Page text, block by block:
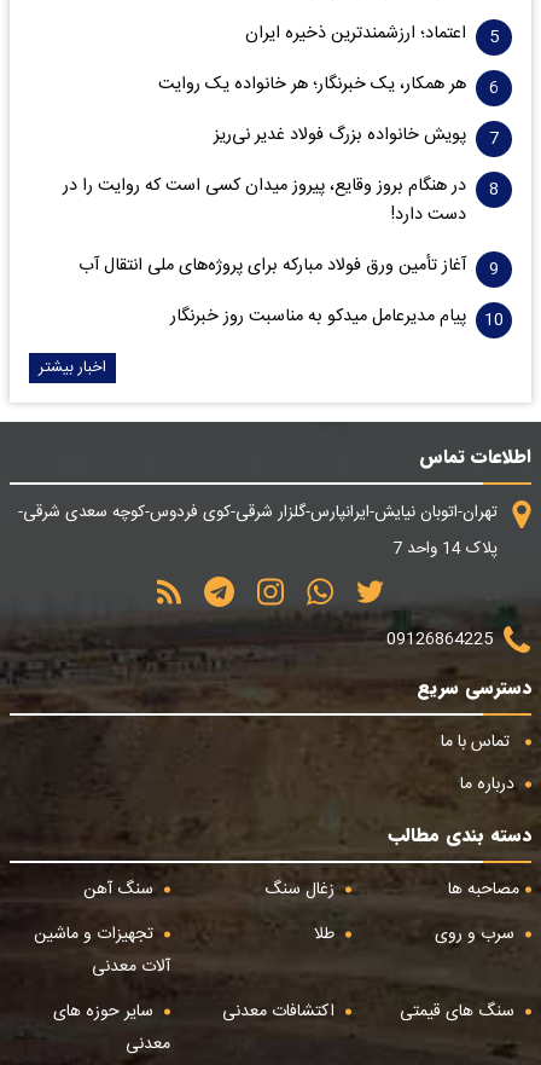
اعتماد؛ ارزشمندترین ذخیره ایران
هر همکار، یک خبرنگار؛ هر خانواده یک روایت
پویش خانواده بزرگ فولاد غدیر نی‌ریز
در هنگام بروز وقایع، پیروز میدان کسی است که روایت را در
دست دارد!
آغاز تأمین ورق فولاد مبارکه برای پروژه‌های ملی انتقال آب
پیام مدیرعامل میدکو به مناسبت روز خبرنگار
اخبار بیشتر
اطلاعات تماس
تهران-اتوبان نیایش-ایرانپارس-گلزار شرقی-کوی فردوس-کوچه سعدی شرقی-
پلاک 14 واحد 7
09126864225
دسترسی سریع
تماس با ما
درباره ما
دسته بندی مطالب
مصاحبه ها
زغال سنگ
سنگ آهن
سرب و روی
طلا
تجهیزات و ماشین
آلات معدنی
سنگ های قیمتی
اکتشافات معدنی
سایر حوزه های
معدنی